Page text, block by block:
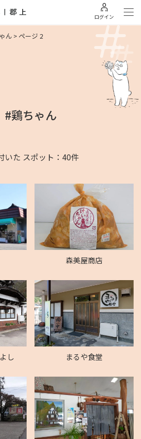
ログイン
ん > ページ 2
#鶏ちゃん
いた スポット：40件
森美屋商店
し まるや食堂